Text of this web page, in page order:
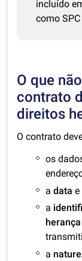
incluído
como
O que
contrato
direitos
O contrato
os
adatae
a
herança
a